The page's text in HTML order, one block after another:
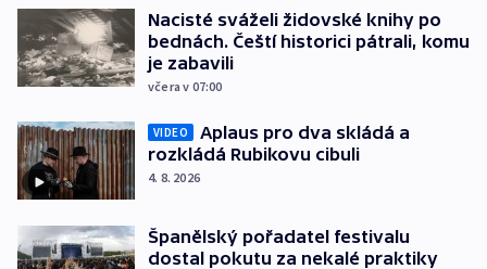
Nacisté sváželi židovské knihy po
bednách. Čeští historici pátrali, komu
je zabavili
včera v 07:00
VIDEO
Aplaus pro dva skládá a
rozkládá Rubikovu cibuli
4. 8. 2026
Španělský pořadatel festivalu
dostal pokutu za nekalé praktiky